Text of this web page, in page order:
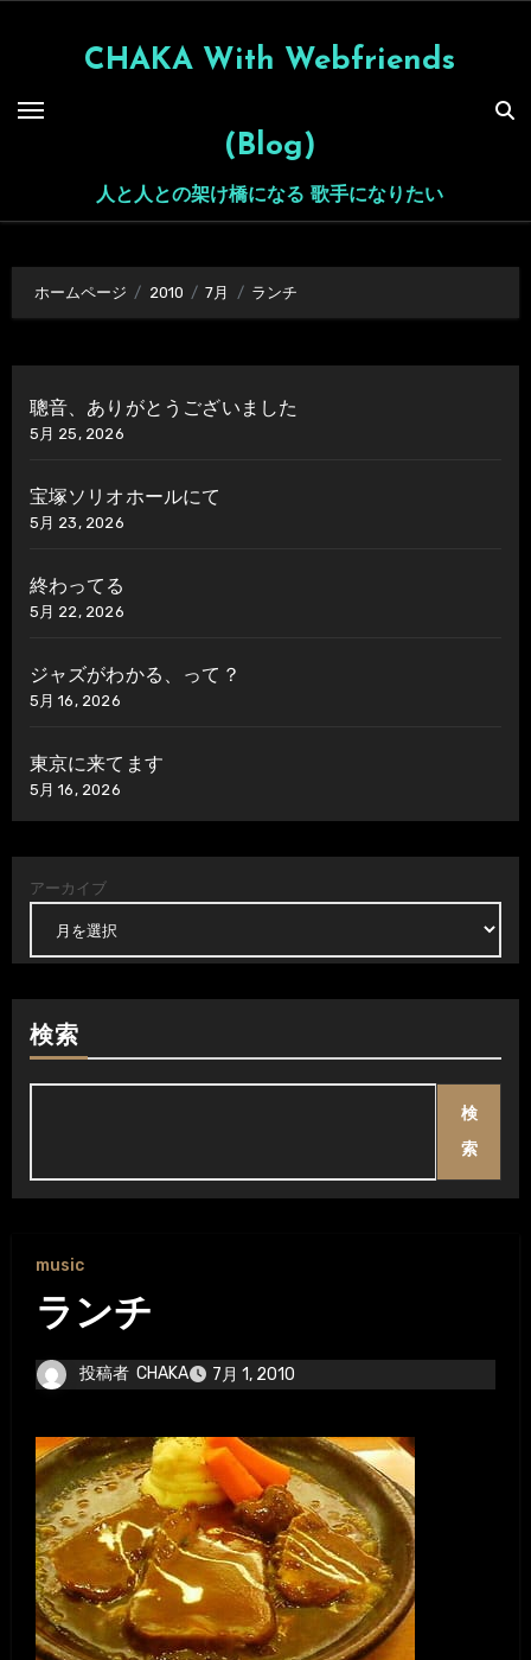
CHAKA With Webfriends
(Blog)
人と人との架け橋になる 歌手になりたい
ホームページ 2010 7月 ランチ
聰音、ありがとうございました
5月 25, 2026
宝塚ソリオホールにて
5月 23, 2026
終わってる
5月 22, 2026
ジャズがわかる、って？
5月 16, 2026
東京に来てます
5月 16, 2026
アーカイブ
検索
検
索
music
ランチ
投稿者 CHAKA 7月 1, 2010